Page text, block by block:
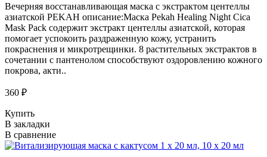
Вечерняя восстанавливающая маска с экстрактом центеллы
азиатской PEKAH описание:Маска Pekah Healing Night Cica
Mask Pack содержит экстракт центеллы азиатской, которая
помогает успокоить раздраженную кожу, устранить
покраснения и микротрещинки. 8 растительных экстрактов в
сочетании с пантенолом способствуют оздоровлению кожного
покрова, акти..
360 ₽
Купить
В закладки
В сравнение